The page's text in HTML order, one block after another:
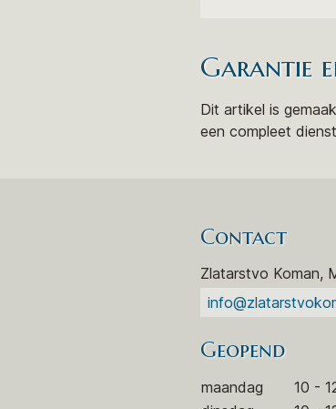
Garantie
Dit artikel is
een compleet
Contact
Zlatarstvo Koman,
Geopend
maandag 10 -